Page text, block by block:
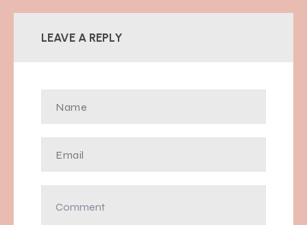
LEAVE A REPLY